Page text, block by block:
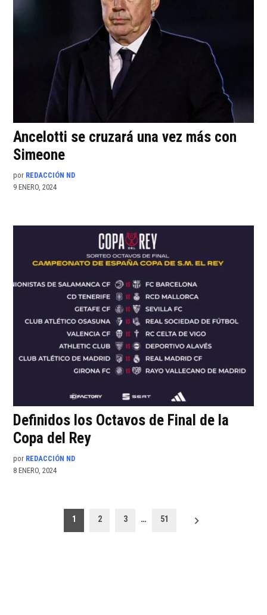
Ancelotti se cruzará una vez más con
Simeone
por REDACCIÓN ND
9 ENERO, 2024
Definidos los Octavos de Final de la
Copa del Rey
por REDACCIÓN ND
8 ENERO, 2024
Paginación
1 2 3 … 51